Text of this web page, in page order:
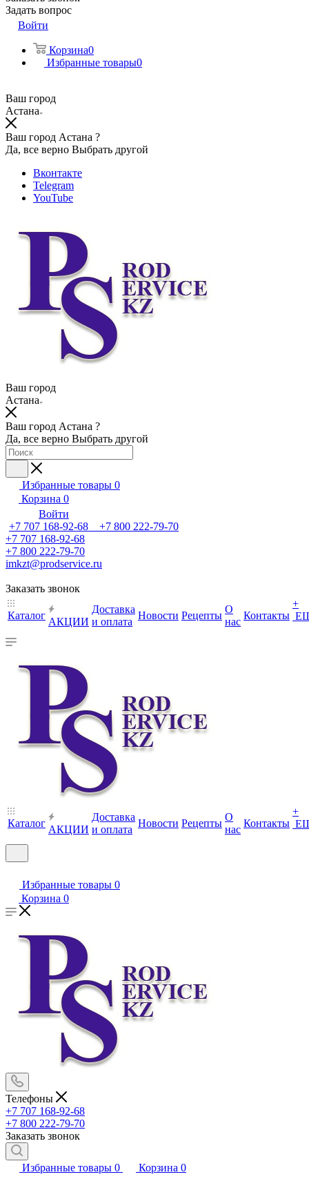
Задать вопрос
Войти
Корзина0
Избранные товары0
Ваш город
Астана
Ваш город Астана ?
Да, все верно Выбрать другой
Вконтакте
Telegram
YouTube
Ваш город
Астана
Ваш город Астана ?
Да, все верно Выбрать другой
Избранные товары 0
Корзина 0
Войти
+7 707 168-92-68 +7 800 222-79-70
+7 707 168-92-68
+7 800 222-79-70
imkzt@prodservice.ru
Заказать звонок
Каталог
АКЦИИ
Доставка
и оплата
Новости Рецепты
О
нас
Контакты
+
Каталог
АКЦИИ
Доставка
и оплата
Новости Рецепты
О
нас
Контакты
+
Избранные товары 0
Корзина 0
Телефоны
+7 707 168-92-68
+7 800 222-79-70
Заказать звонок
Избранные товары 0 Корзина 0